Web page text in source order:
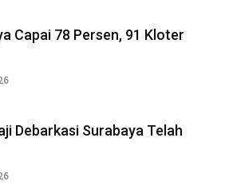
Capai 78 Persen, 91 Kloter
Debarkasi Surabaya Telah